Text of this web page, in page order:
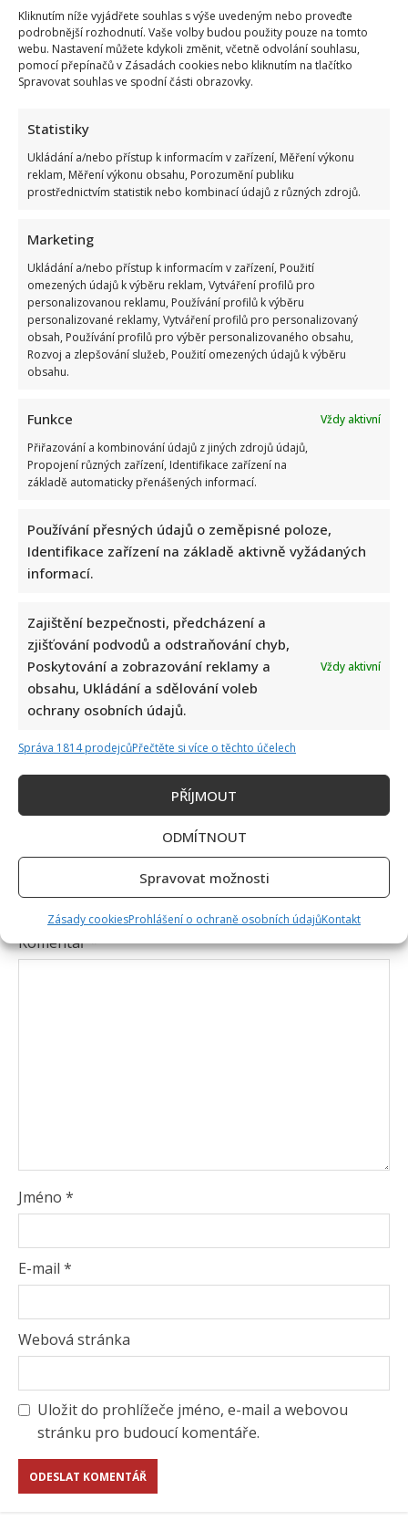
Kliknutím níže vyjádřete souhlas s výše uvedeným nebo proveďte
podrobnější rozhodnutí. Vaše volby budou použity pouze na tomto
webu. Nastavení můžete kdykoli změnit, včetně odvolání souhlasu,
pomocí přepínačů v Zásadách cookies nebo kliknutím na tlačítko
Spravovat souhlas ve spodní části obrazovky.
Statistiky
Ukládání a/nebo přístup k informacím v zařízení, Měření výkonu
reklam, Měření výkonu obsahu, Porozumění publiku
prostřednictvím statistik nebo kombinací údajů z různých zdrojů.
Marketing
Ukládání a/nebo přístup k informacím v zařízení, Použití
omezených údajů k výběru reklam, Vytváření profilů pro
personalizovanou reklamu, Používání profilů k výběru
personalizované reklamy, Vytváření profilů pro personalizovaný
obsah, Používání profilů pro výběr personalizovaného obsahu,
Rozvoj a zlepšování služeb, Použití omezených údajů k výběru
obsahu.
Funkce
Vždy aktivní
Přiřazování a kombinování údajů z jiných zdrojů údajů,
Propojení různých zařízení, Identifikace zařízení na
základě automaticky přenášených informací.
Používání přesných údajů o zeměpisné poloze,
Identifikace zařízení na základě aktivně vyžádaných
informací.
Zajištění bezpečnosti, předcházení a
zjišťování podvodů a odstraňování chyb,
Poskytování a zobrazování reklamy a
obsahu, Ukládání a sdělování voleb
ochrany osobních údajů.
Vždy aktivní
Správa 1814 prodejcůPřečtěte si více o těchto účelech
PŘÍJMOUT
ODMÍTNOUT
Spravovat možnosti
Zásady cookiesProhlášení o ochraně osobních údajůKontakt
Napsat komentář
Vaše e-mailová adresa nebude zveřejněna.
Vyžadované informace jsou označeny *
Komentář*
Jméno *
E-mail *
Webová stránka
Uložit do prohlížeče jméno, e-mail a webovou
stránku pro budoucí komentáře.